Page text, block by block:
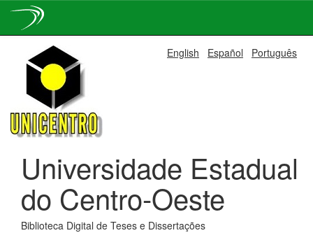
navigation
English Español Português
Universidade Estadual
do Centro-Oeste
Biblioteca Digital de Teses e Dissertações